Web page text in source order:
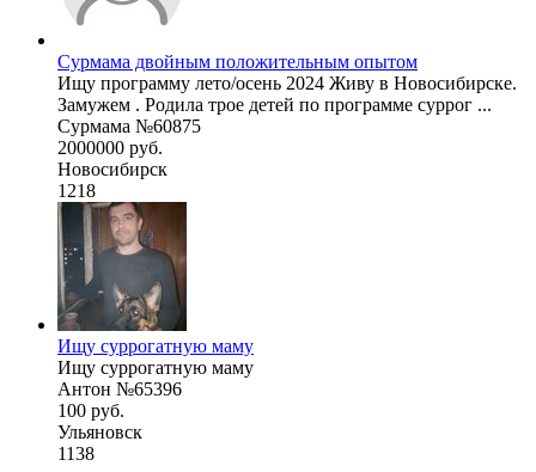
Сурмама двойным положительным опытом
Ищу программу лето/осень 2024 Живу в Новосибирске.
Замужем . Родила трое детей по программе суррог ...
Сурмама №60875
2000000 руб.
Новосибирск
1218
Ищу суррогатную маму
Ищу суррогатную маму
Антон №65396
100 руб.
Ульяновск
1138